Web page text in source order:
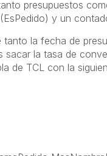
presupuestos
y un
tanto la fecha de
sacar la tasa de
de TCL con la